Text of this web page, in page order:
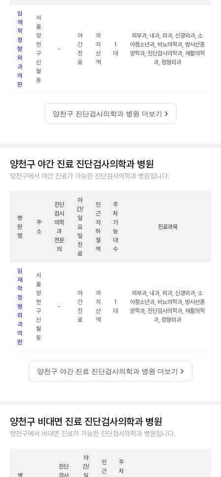
심
재
학
정
형
외
과
의
원
서
울
양
천
구
신
월
동
-
야
간
진
료
까
치
산
역
1
대
피부과, 내과, 외과, 신경외과, 소
아청소년과, 비뇨의학과, 방사선종
양학과, 진단검사의학과, 재활의학
과, 정형외과
양천구 진단검사의학과 병원 더보기
양천구 야간 진료 진단검사의학과 병원
양천구에서 야간 진료가 가능한 진단검사의학과 병원입니다.
병
원
명
주
소
진단
검사
의학
과
전문
의
야
간/
일
요
일
진
료
인
근
지
하
철
역
주
차
가
능
대
수
진료과목
심
재
학
정
형
외
과
의
원
서
울
양
천
구
신
월
동
-
야
간
진
료
까
치
산
역
1
대
피부과, 내과, 외과, 신경외과, 소
아청소년과, 비뇨의학과, 방사선종
양학과, 진단검사의학과, 재활의학
과, 정형외과
양천구 야간 진료 진단검사의학과 병원 더보기
양천구 비대면 진료 진단검사의학과 병원
양천구에서 비대면 진료가 가능한 진단검사의학과 병원입니다.
병
진단
검사
야
간/
일
인
근
주
차